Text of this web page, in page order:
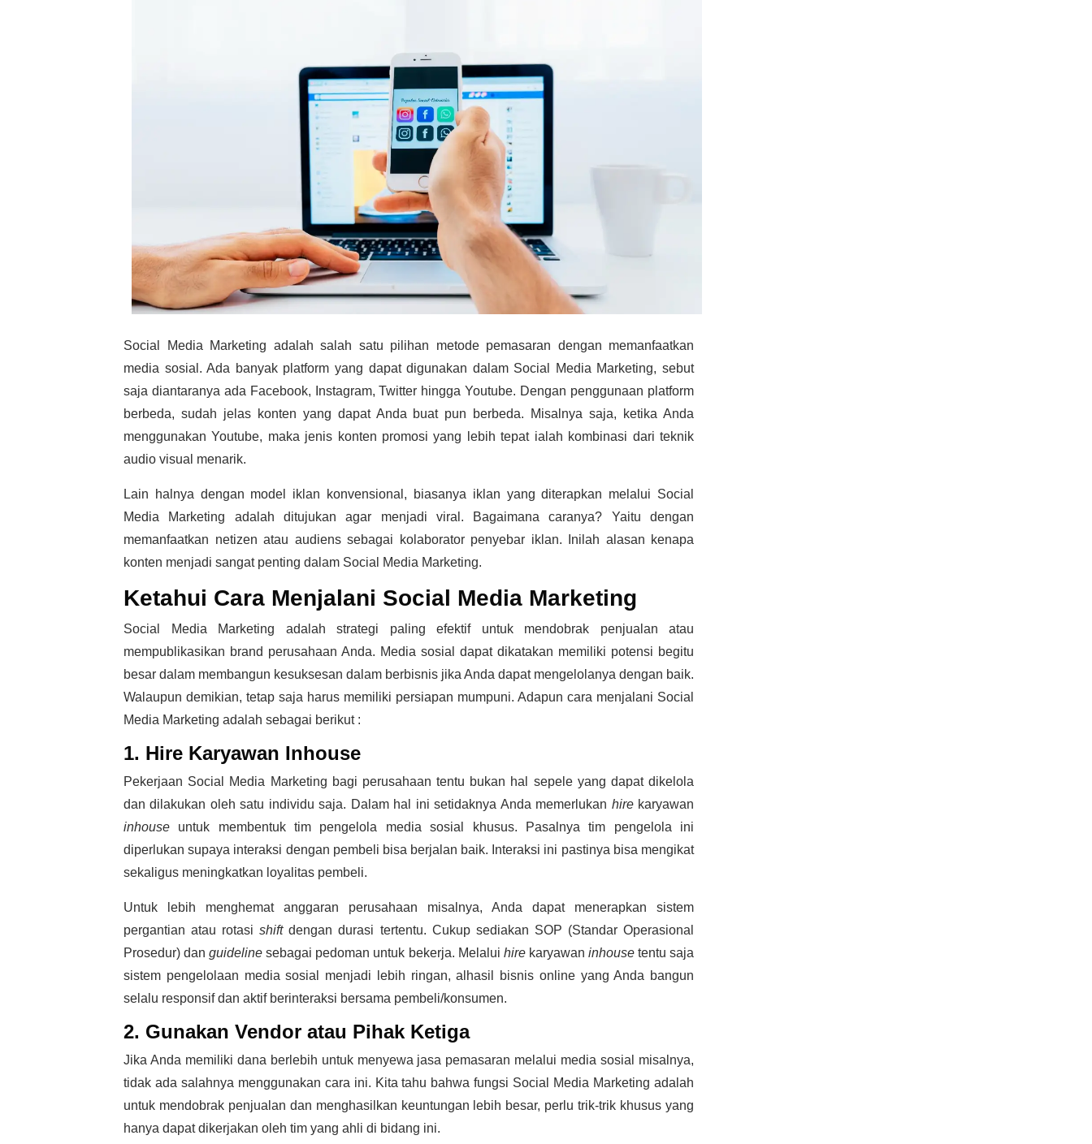
Social Media Marketing adalah salah satu pilihan metode pemasaran dengan memanfaatkan
media sosial. Ada banyak platform yang dapat digunakan dalam Social Media Marketing, sebut
saja diantaranya ada Facebook, Instagram, Twitter hingga Youtube. Dengan penggunaan platform
berbeda, sudah jelas konten yang dapat Anda buat pun berbeda. Misalnya saja, ketika Anda
menggunakan Youtube, maka jenis konten promosi yang lebih tepat ialah kombinasi dari teknik
audio visual menarik.
Lain halnya dengan model iklan konvensional, biasanya iklan yang diterapkan melalui Social
Media Marketing adalah ditujukan agar menjadi viral. Bagaimana caranya? Yaitu dengan
memanfaatkan netizen atau audiens sebagai kolaborator penyebar iklan. Inilah alasan kenapa
konten menjadi sangat penting dalam Social Media Marketing.
Ketahui Cara Menjalani Social Media Marketing
Social Media Marketing adalah strategi paling efektif untuk mendobrak penjualan atau
mempublikasikan brand perusahaan Anda. Media sosial dapat dikatakan memiliki potensi begitu
besar dalam membangun kesuksesan dalam berbisnis jika Anda dapat mengelolanya dengan baik.
Walaupun demikian, tetap saja harus memiliki persiapan mumpuni. Adapun cara menjalani Social
Media Marketing adalah sebagai berikut :
1. Hire Karyawan Inhouse
Pekerjaan Social Media Marketing bagi perusahaan tentu bukan hal sepele yang dapat dikelola
dan dilakukan oleh satu individu saja. Dalam hal ini setidaknya Anda memerlukan hire karyawan
inhouse untuk membentuk tim pengelola media sosial khusus. Pasalnya tim pengelola ini
diperlukan supaya interaksi dengan pembeli bisa berjalan baik. Interaksi ini pastinya bisa mengikat
sekaligus meningkatkan loyalitas pembeli.
Untuk lebih menghemat anggaran perusahaan misalnya, Anda dapat menerapkan sistem
pergantian atau rotasishiftdengan durasi tertentu. Cukup sediakan SOP (Standar Operasional
Prosedur) danguideline sebagai pedoman untuk bekerja. Melalui hire karyawan inhousetentu saja
sistem pengelolaan media sosial menjadi lebih ringan, alhasil bisnis online yang Anda bangun
selalu responsif dan aktif berinteraksi bersama pembeli/konsumen.
2. Gunakan Vendor atau Pihak Ketiga
Jika Anda memiliki dana berlebih untuk menyewa jasa pemasaran melalui media sosial misalnya,
tidak ada salahnya menggunakan cara ini. Kita tahu bahwa fungsi Social Media Marketing adalah
untuk mendobrak penjualan dan menghasilkan keuntungan lebih besar, perlu trik-trik khusus yang
hanya dapat dikerjakan oleh tim yang ahli di bidang ini.